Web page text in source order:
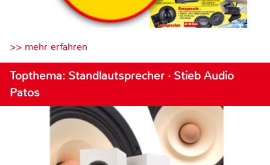
>> mehr erfahren
Topthema: Standlautsprecher · Stieb Audio
Patos